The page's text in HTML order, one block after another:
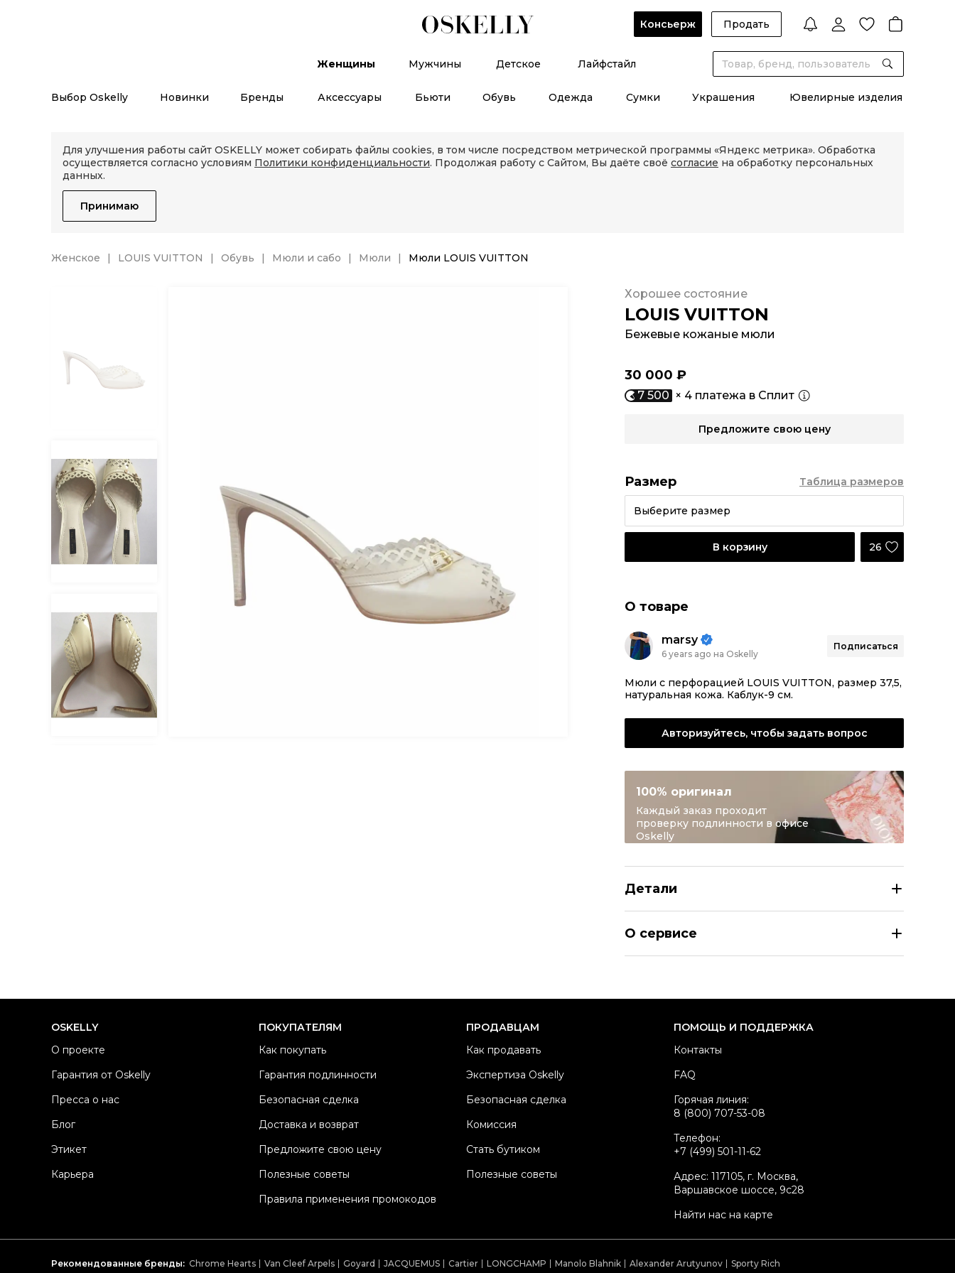
Консьерж Продать
Женщины Мужчины Детское Лайфстайл
Выбор Oskelly Новинки Бренды Аксессуары Бьюти Обувь Одежда Сумки Украшения Ювелирные изделия
Для улучшения работы сайт OSKELLY может собирать файлы cookies, в том числе посредством метрической программы «Яндекс метрика». Обработка
осуществляется согласно условиям Политики конфиденциальности. Продолжая работу с Сайтом, Вы даёте своё согласие на обработку персональных
данных.
Принимаю
Женское LOUIS VUITTON Обувь Мюли и сабо Мюли Мюли LOUIS VUITTON
LOUIS VUITTON
Бежевые кожаные мюли
Хорошее состояние
30 000 ₽
7 500 × 4 платежа в Сплит
Предложите свою цену
Размер
Выберите размер
Таблица размеров
В корзину 26
О товаре
marsy
6 years ago на Oskelly
Подписаться
Мюли с перфорацией LOUIS VUITTON, размер 37,5,
натуральная кожа. Каблук-9 см.
Авторизуйтесь, чтобы задать вопрос
100% оригинал
Каждый заказ проходит
проверку подлинности в офисе
Oskelly
Детали
Состояние товара
Продавец
О сервисе
OSKELLY
О проекте
Гарантия от Oskelly
Пресса о нас
Блог
Этикет
Карьера
ПОКУПАТЕЛЯМ
Как покупать
Гарантия подлинности
Безопасная сделка
Доставка и возврат
Предложите свою цену
Полезные советы
Правила применения промокодов
ПРОДАВЦАМ
Как продавать
Экспертиза Oskelly
Безопасная сделка
Комиссия
Стать бутиком
Полезные советы
ПОМОЩЬ И ПОДДЕРЖКА
Контакты
FAQ
Горячая линия:
8 (800) 707-53-08
Телефон:
+7 (499) 501-11-62
Адрес: 117105, г. Москва,
Варшавское шоссе, 9с28
Найти нас на карте
Рекомендованные бренды: Chrome Hearts Van Cleef Arpels Goyard JACQUEMUS Cartier LONGCHAMP Manolo Blahnik Alexander Arutyunov Sporty Rich